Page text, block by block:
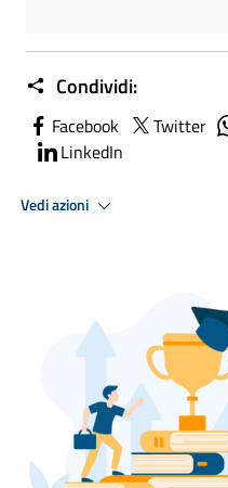
Condividi:
Facebook Twitter
LinkedIn
Vedi azioni